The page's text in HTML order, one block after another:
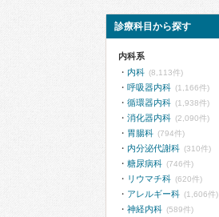
診療科目から探す
内科系
内科 (8,113件)
呼吸器内科 (1,166件)
循環器内科 (1,938件)
消化器内科 (2,090件)
胃腸科 (794件)
内分泌代謝科 (310件)
糖尿病科 (746件)
リウマチ科 (620件)
アレルギー科 (1,606件)
神経内科 (589件)